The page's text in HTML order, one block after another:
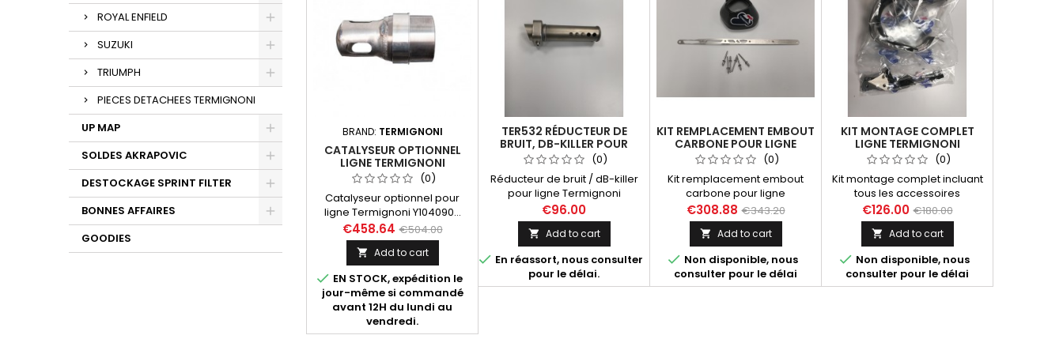
ROYAL ENFIELD
SUZUKI
TRIUMPH
PIECES DETACHEES TERMIGNONI
UP MAP
SOLDES AKRAPOVIC
DESTOCKAGE SPRINT FILTER
BONNES AFFAIRES
GOODIES
BRAND: TERMIGNONI
CATALYSEUR OPTIONNEL
LIGNE TERMIGNONI
Y104090...(0)
Catalyseur optionnel pour
ligne Termignoni Y104090...
destinée aux Yamaha MT-07
(toutes années), XSR 700
(toutes années). Fourni avec
notice d'installation et
certificat d'homologation Euro
4.
€458.64 €504.00
 Add to cart
 EN STOCK, expédition le
jour-même si commandé
avant 12H du lundi au
vendredi.
TER532 RÉDUCTEUR DE
BRUIT, DB-KILLER POUR
LIGNE TERMIGNONI
Y104090... (MT-07, XSR
700, TRACER 700)
(0)
Réducteur de bruit / dB-killer
pour ligne Termignoni
Y104090... Compatibles avec
les références
d'échappements suivantes :
Y104090CV, Y104090CVB,
Y104090TV.
€96.00
 Add to cart
 En réassort, nous consulter
pour le délai.
KIT REMPLACEMENT EMBOUT
CARBONE POUR LIGNE
TERMIGNONI Y104090...
(0)
Kit remplacement embout
carbone pour ligne
Termignoni MT-07, XSR 700,
Y104090CV, Y104090CVB ou
Y104090TV, inclus embout
carbone x1, bande sous-rivet
avec gravure laser du code
d'homologation EEC x1, rivet
€308.88 €343.20
 Add to cart
 Non disponible, nous
consulter pour le délai
KIT MONTAGE COMPLET
LIGNE TERMIGNONI
Y104090...(0)
Kit montage complet incluant
tous les accessoires
nécessaires pour les lignes
Termignoni destinées aux
Yamaha MT07, Tracer, XSR,
références suivantes
Y104090CV, Y104090CVB,
Y104090TV.
€126.00 €180.00
 Add to cart
 Non disponible, nous
consulter pour le délai